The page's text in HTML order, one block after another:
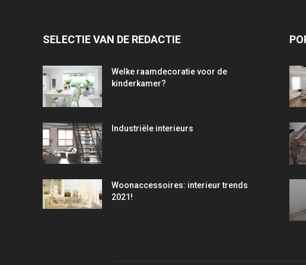
SELECTIE VAN DE REDACTIE
Welke raamdecoratie voor de
kinderkamer?
Industriële interieurs
Woonaccessoires: interieur trends
2021!